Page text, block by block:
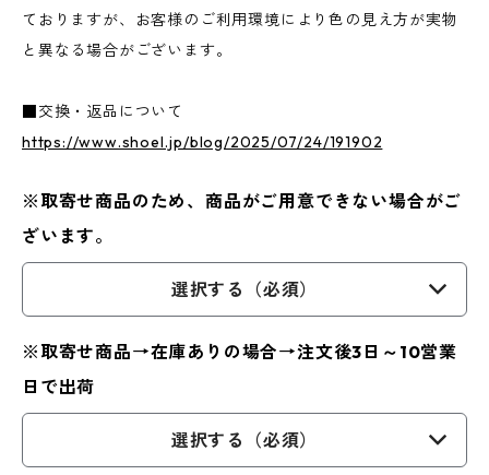
ておりますが、お客様のご利用環境により色の見え方が実物
と異なる場合がございます。
■交換・返品について
https://www.shoel.jp/blog/2025/07/24/191902
※取寄せ商品のため、商品がご用意できない場合がご
ざいます。
選択する（必須）
※取寄せ商品→在庫ありの場合→注文後3日～10営業
日で出荷
選択する（必須）